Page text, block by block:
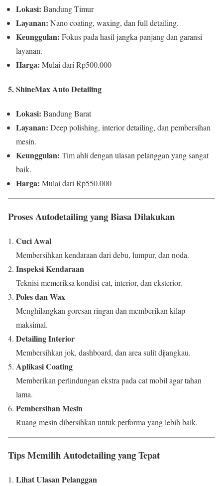
Lokasi: Bandung Timur
Layanan: Nano coating, waxing, dan full detailing.
Keunggulan: Fokus pada hasil jangka panjang dan garansi
layanan.
Harga: Mulai dari Rp500.000
5. ShineMax Auto Detailing
Lokasi: Bandung Barat
Layanan: Deep polishing, interior detailing, dan pembersihan
mesin.
Keunggulan: Tim ahli dengan ulasan pelanggan yang sangat
baik.
Harga: Mulai dari Rp550.000
Proses Autodetailing yang Biasa Dilakukan
Cuci Awal
Membersihkan kendaraan dari debu, lumpur, dan noda.
Inspeksi Kendaraan
Teknisi memeriksa kondisi cat, interior, dan eksterior.
Poles dan Wax
Menghilangkan goresan ringan dan memberikan kilap
maksimal.
Detailing Interior
Membersihkan jok, dashboard, dan area sulit dijangkau.
Aplikasi Coating
Memberikan perlindungan ekstra pada cat mobil agar tahan
lama.
Pembersihan Mesin
Ruang mesin dibersihkan untuk performa yang lebih baik.
Tips Memilih Autodetailing yang Tepat
Lihat Ulasan Pelanggan